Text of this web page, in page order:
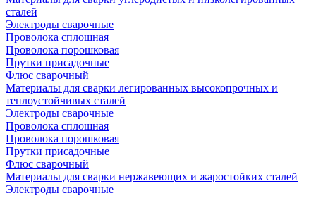
сталей
Электроды сварочные
Проволока сплошная
Проволока порошковая
Прутки присадочные
Флюс сварочный
Материалы для сварки легированных высокопрочных и
теплоустойчивых сталей
Электроды сварочные
Проволока сплошная
Проволока порошковая
Прутки присадочные
Флюс сварочный
Материалы для сварки нержавеющих и жаростойких сталей
Электроды сварочные